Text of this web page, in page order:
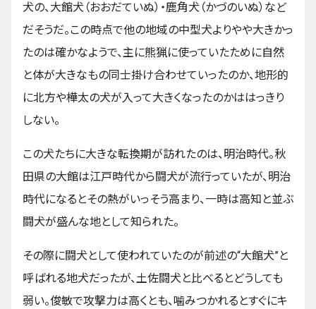
犬の、大館犬（おおだていぬ）・鹿角犬（かづのいぬ）など
だそうだ。この時点で他の地域の中型犬よりやや大きかっ
たのは確かなようで、主に熊猟に使っていたために自然
と体が大きなもの同士掛け合わせていったのか、地形的
に北方や樺太の犬が入って大きくなったのかははっきり
しない。
この犬たちに大きな転換期が訪れたのは、明治時代。秋
田県の大館は江戸時代から闘犬が流行っていたが、明治
時代になるとその熱がいっそう高まり、一時は高知と並ぶ
闘犬が盛んな地として知られた。
その際に闘犬として使われていたのが前述の“大館犬”と
呼ばれる地犬だったが、土佐闘犬と比べるとどうしても
弱い。俊敏で攻撃力は高くとも、噛みつかれるとすぐにキ